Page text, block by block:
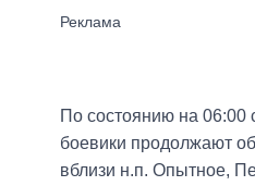
По состоянию на 06:00
боевики продолжают
вблизи н.п. Опытное,